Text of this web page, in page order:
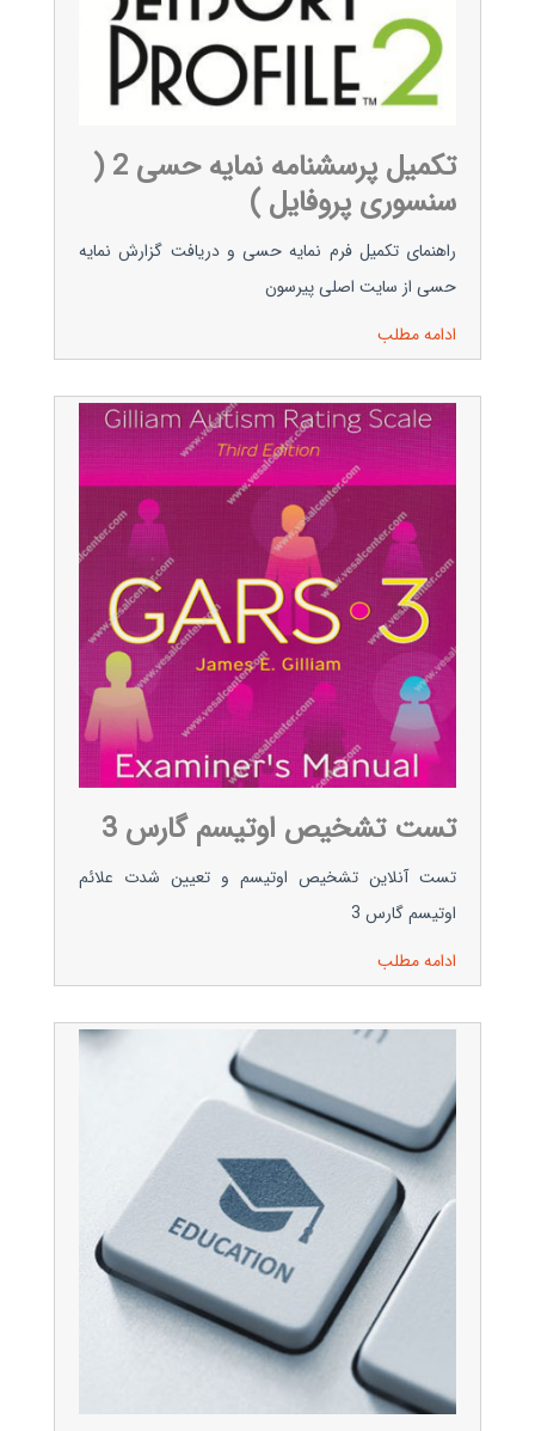
تکمیل پرسشنامه نمایه حسی 2 (
سنسوری پروفایل )
راهنمای تکمیل فرم نمایه حسی و دریافت گزارش نمایه
حسی از سایت اصلی پیرسون
ادامه مطلب
تست تشخیص اوتیسم گارس 3
تست آنلاین تشخیص اوتیسم و تعیین شدت علائم
اوتیسم گارس 3
ادامه مطلب